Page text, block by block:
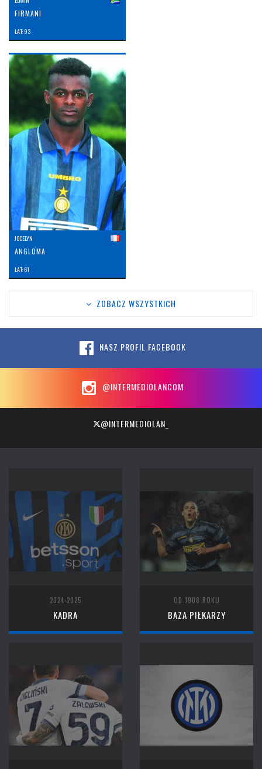
FIRMANI
LAT: 93
JOCELYN
ANGLOMA
LAT: 61
ZOBACZ WSZYSTKICH
NASZ PROFIL FACEBOOK
@INTERMEDIOLANCOM
@INTERMEDIOLAN_
2024-2025
KADRA
OD 1908 ROKU
BAZA PIŁKARZY